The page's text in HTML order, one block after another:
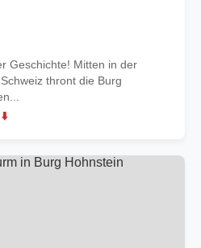
Geschichte! Mitten in der
thront die Burg